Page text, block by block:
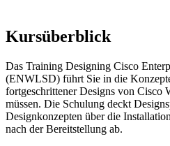
Kursüberblick
Das Training Designing Cisco
(ENWLSD) führt Sie in die
fortgeschrittener Designs von Cisco
müssen. Die Schulung deckt
Designkonzepten über die
nach der Bereitstellung ab.